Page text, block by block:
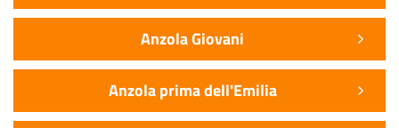
Anzola Giovani
Anzola prima dell'Emilia